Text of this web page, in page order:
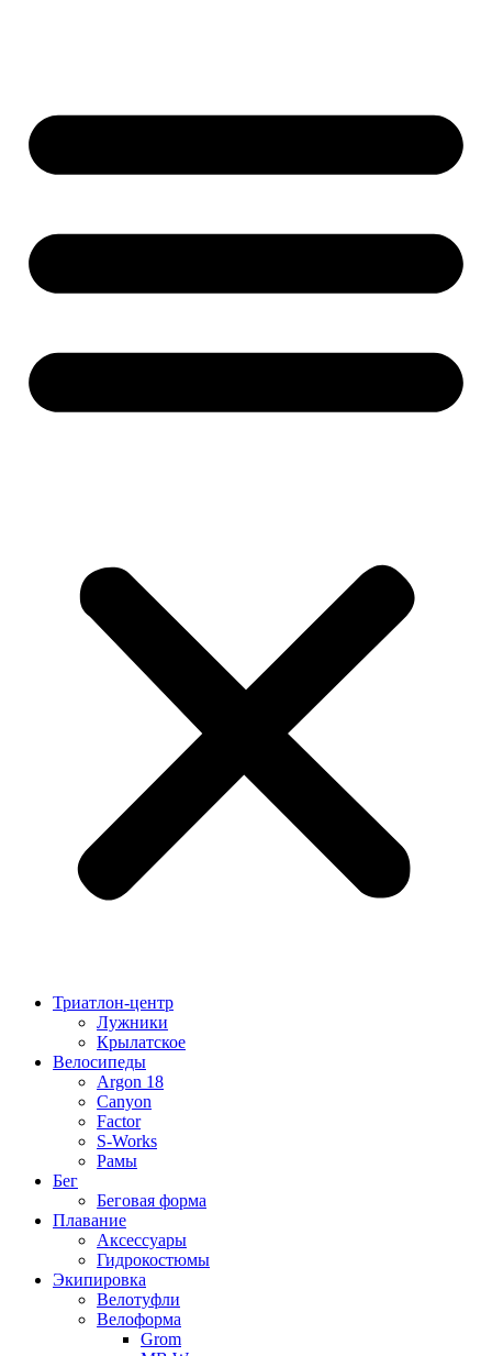
Триатлон-центр
Лужники
Крылатское
Велосипеды
Argon 18
Canyon
Factor
S-Works
Рамы
Бег
Беговая форма
Плавание
Аксессуары
Гидрокостюмы
Экипировка
Велотуфли
Велоформа
Grom